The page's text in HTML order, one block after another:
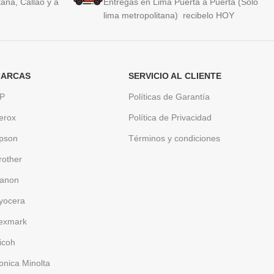
Callao y a
Entregas en Lima Puerta a Puerta (Solo
lima metropolitana) recibelo HOY
Minolta
SERVICIO AL CLIENTE
Políticas de Garantía
Política de Privacidad
Términos y condiciones